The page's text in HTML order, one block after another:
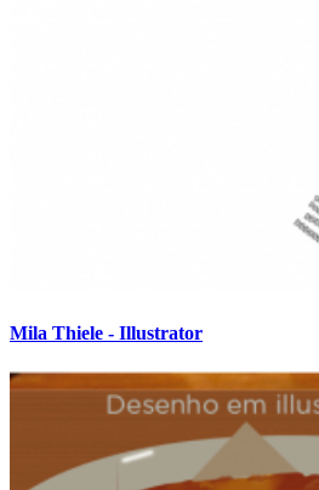
Mila Thiele - Illustrator